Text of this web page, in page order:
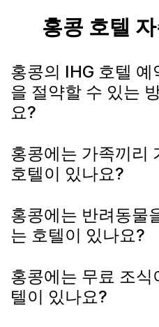
홍콩 호텔
홍콩의 IHG 호텔 예
을 절약할 수 있는
요?
홍콩에는 가족끼리
호텔이 있나요?
홍콩에는 반려동물
는 호텔이 있나요?
홍콩에는 무료 조식
텔이 있나요?